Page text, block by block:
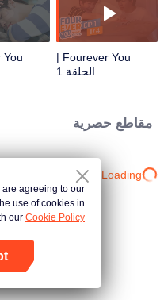
Fourever You |
الحلقة 1
مقاطع حصرية
Loading…
are agreeing to our
use of cookies in
our Cookie Policy.